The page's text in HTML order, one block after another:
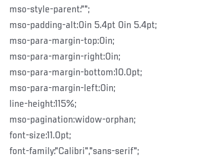
mso-style-parent:"";
mso-padding-alt:0in 5.4pt 0in 5.4pt;
mso-para-margin-top:0in;
mso-para-margin-right:0in;
mso-para-margin-bottom:10.0pt;
mso-para-margin-left:0in;
line-height:115%;
mso-pagination:widow-orphan;
font-size:11.0pt;
font-family:"Calibri","sans-serif";